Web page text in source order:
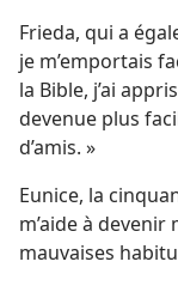
Frieda, qui a
je m’emportais
la Bible, j’ai
devenue plus
d’amis. »
Eunice, la
m’aide à
mauvaises